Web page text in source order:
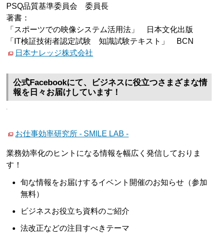
PSQ品質基準委員会 委員長
著書：
「スポーツでの映像システム活用法」 日本文化出版
「IT検証技術者認定試験 知識試験テキスト」 BCN
日本ナレッジ株式会社
公式Facebookにて、ビジネスに役立つさまざまな情
報を日々お届けしています！
お仕事効率研究所 - SMILE LAB -
業務効率化のヒントになる情報を幅広く発信しておりま
す！
旬な情報をお届けするイベント開催のお知らせ（参加
無料）
ビジネスお役立ち資料のご紹介
法改正などの注目すべきテーマ